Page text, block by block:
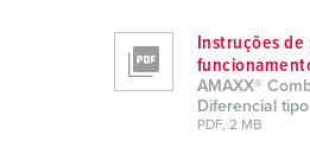
Instruções
AMAXX®
Diferencial
PDF, 2 MB